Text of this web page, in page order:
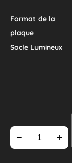
Format de la
plaque
Socle Lumineux
− +